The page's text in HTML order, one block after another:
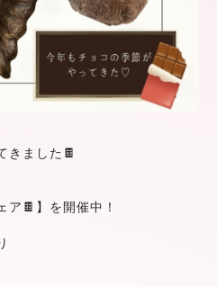
きました🍫
ア🍫】を開催中！